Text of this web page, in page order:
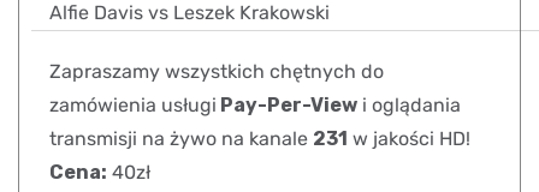
Alfie Davis vs Leszek Krakowski
Zapraszamy wszystkich chętnych do
zamówienia usługi Pay-Per-View i oglądania
transmisji na żywo na kanale 231 w jakości HD!
Cena: 40zł